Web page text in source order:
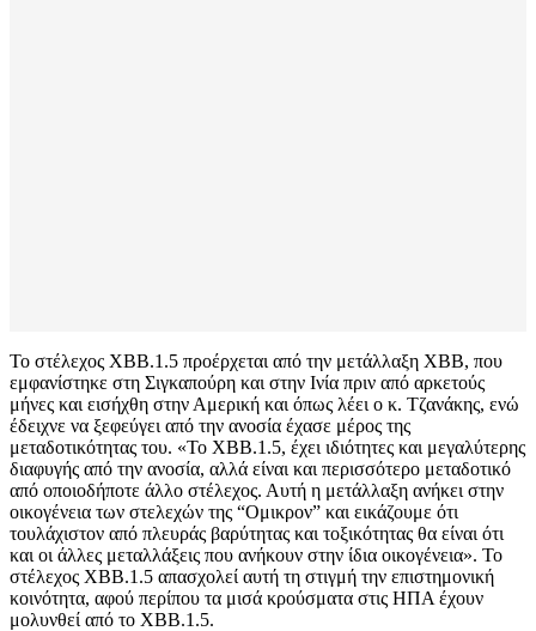
Το στέλεχος ΧΒΒ.1.5 προέρχεται από την μετάλλαξη ΧΒΒ, που
εμφανίστηκε στη Σιγκαπούρη και στην Ινία πριν από αρκετούς
μήνες και εισήχθη στην Αμερική και όπως λέει ο κ. Τζανάκης, ενώ
έδειχνε να ξεφεύγει από την ανοσία έχασε μέρος της
μεταδοτικότητας του. «Το ΧΒΒ.1.5, έχει ιδιότητες και μεγαλύτερης
διαφυγής από την ανοσία, αλλά είναι και περισσότερο μεταδοτικό
από οποιοδήποτε άλλο στέλεχος. Αυτή η μετάλλαξη ανήκει στην
οικογένεια των στελεχών της “Ομικρον” και εικάζουμε ότι
τουλάχιστον από πλευράς βαρύτητας και τοξικότητας θα είναι ότι
και οι άλλες μεταλλάξεις που ανήκουν στην ίδια οικογένεια». Το
στέλεχος ΧΒΒ.1.5 απασχολεί αυτή τη στιγμή την επιστημονική
κοινότητα, αφού περίπου τα μισά κρούσματα στις ΗΠΑ έχουν
μολυνθεί από το ΧΒΒ.1.5.